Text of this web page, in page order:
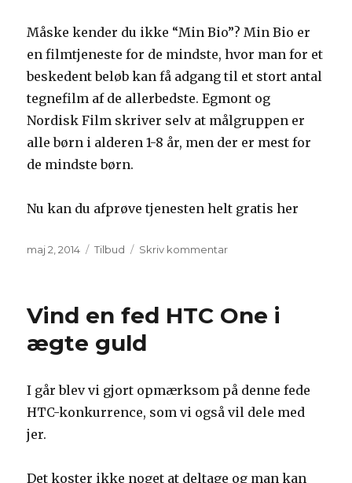
Måske kender du ikke “Min Bio”? Min Bio er
en filmtjeneste for de mindste, hvor man for et
beskedent beløb kan få adgang til et stort antal
tegnefilm af de allerbedste. Egmont og
Nordisk Film skriver selv at målgruppen er
alle børn i alderen 1-8 år, men der er mest for
de mindste børn.
Nu kan du afprøve tjenesten helt gratis her
Udgivet
maj 2, 2014 Kategorier
Tilbud Skriv kommentartil
helt
måned
Vind en fed HTC One i
ægte guld
I går blev vi gjort opmærksom på denne fede
HTC-konkurrence, som vi også vil dele med
jer.
Det koster ikke noget at deltage og man kan